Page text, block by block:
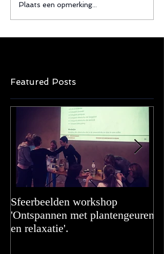
Plaats een opmerking...
Featured Posts
Sfeerbeelden workshop
'Ontspannen met plantengeuren
en relaxatie'.